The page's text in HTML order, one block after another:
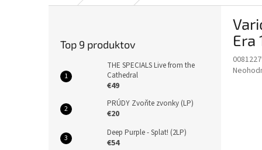
Top 9 produktov
THE SPECIALS Live from the
Cathedral
€49
PRÚDY Zvoňte zvonky (LP)
€20
Deep Purple - Splat! (2LP)
€54
Era